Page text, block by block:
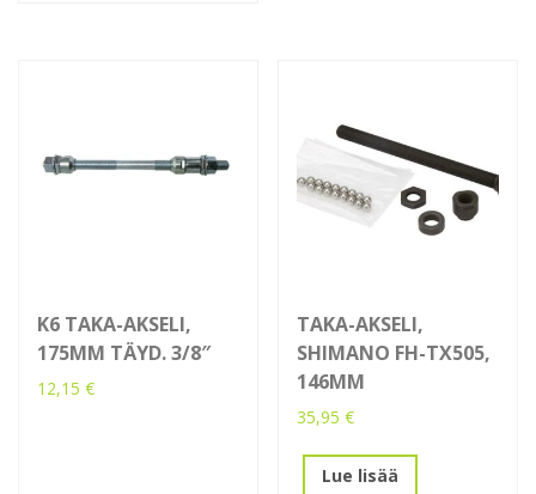
K6 TAKA-AKSELI,
175MM TÄYD. 3/8″
12,15 €
TAKA-AKSELI,
SHIMANO FH-TX505,
146MM
35,95€
Lue lisää